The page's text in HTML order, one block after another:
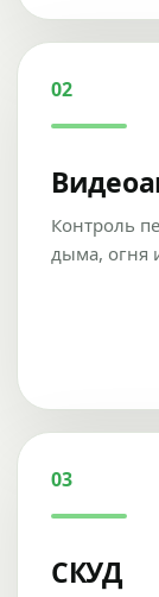
02
Контроль
дыма, огня
03
СКУД